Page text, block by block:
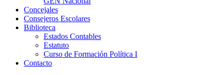
Concejales
Consejeros Escolares
Biblioteca
Estados Contables
Estatuto
Curso de Formación Política I
Contacto